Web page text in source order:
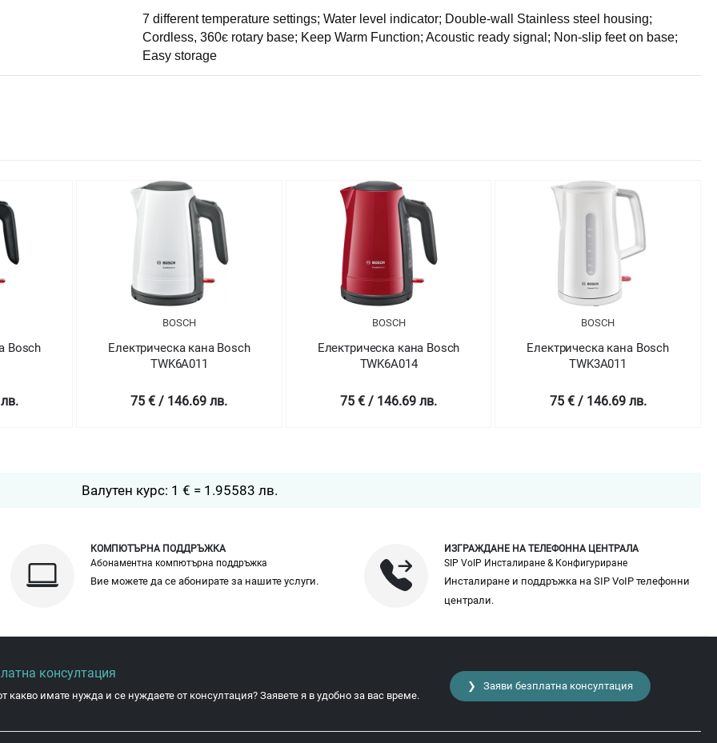
7 different temperature settings; Water level indicator; Double-wall Stainless steel housing;
Cordless, 360є rotary base; Keep Warm Function; Acoustic ready signal; Non-slip feet on base;
Easy storage
Bosch
BOSCH
Електрическа кана Bosch
TWK6A011
75 € / 146.69 лв.
BOSCH
Електрическа кана Bosch
TWK6A014
75 € / 146.69 лв.
BOSCH
Електрическа кана Bosch
TWK3A011
75 € / 146.69 лв.
Валутен курс: 1 € = 1.95583 лв.
КОМПЮТЪРНА ПОДДРЪЖКА
Абонаментна компютърна поддръжка
Вие можете да се абонирате за нашите услуги.
ИЗГРАЖДАНЕ НА ТЕЛЕФОННА ЦЕНТРАЛА
SIP VoIP Инсталиране & Конфигуриране
Инсталиране и поддръжка на SIP VoIP телефонни
централи.
консултация
какво имате нужда и се нуждаете от консултация? Заявете я в удобно за вас време.
❯ Заяви безплатна консултация